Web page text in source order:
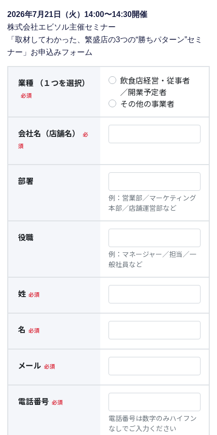
2026年7月21日（火）14:00〜14:30開催
株式会社エビソル主催セミナー
「取材してわかった、繁盛店の3つの“勝ちパターン”セミ
ナー」お申込みフォーム
業種 （１つを選択）
飲食店経営・従事者
／開業予定者
その他の事業者
会社名（店舗名）
部署
例：営業部／マーケティング
本部／店舗運営部など
役職
例：マネージャー／担当／一
般社員など
姓
名
メール
電話番号
電話番号は数字のみハイフン
なしでご入力ください